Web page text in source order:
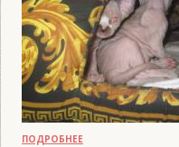
ПОДРОБНЕЕ